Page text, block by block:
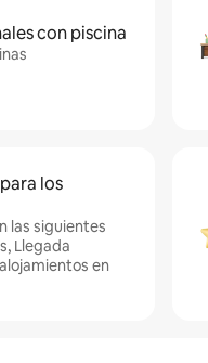
con piscina
los
las siguientes
Llegada
en